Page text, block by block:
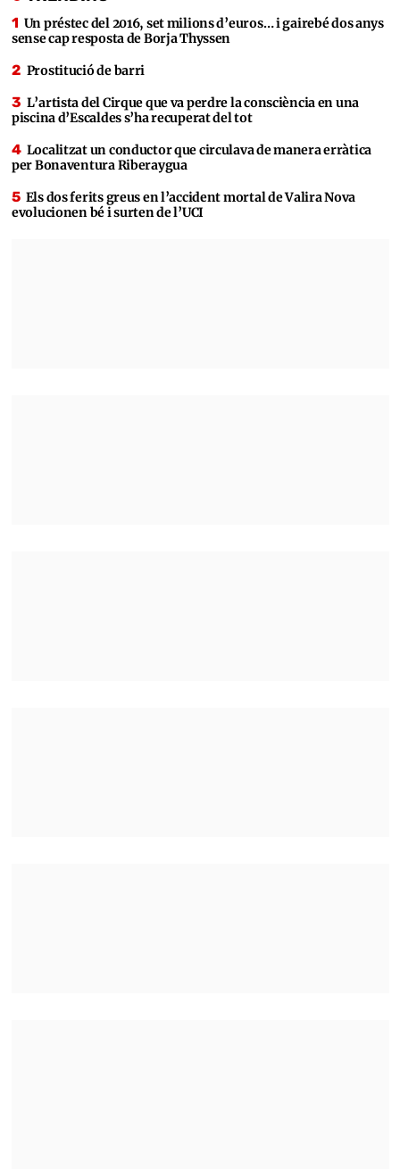
Un préstec del 2016, set milions d’euros… i gairebé dos anys
sense cap resposta de Borja Thyssen
Prostitució de barri
L’artista del Cirque que va perdre la consciència en una
piscina d’Escaldes s’ha recuperat del tot
Localitzat un conductor que circulava de manera erràtica
per Bonaventura Riberaygua
Els dos ferits greus en l’accident mortal de Valira Nova
evolucionen bé i surten de l’UCI